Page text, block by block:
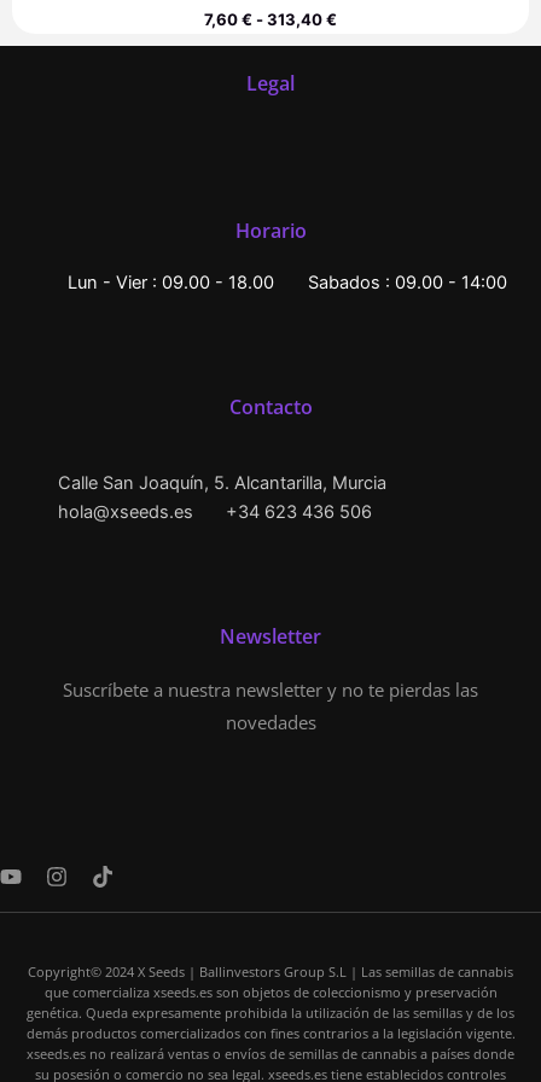
7,60€-313,40€
Legal
Horario
Lun - Vier : 09.00 - 18.00 Sabados : 09.00 - 14:00
Contacto
Calle San Joaquín, 5. Alcantarilla, Murcia
hola@xseeds.es
+34 623 436 506
Newsletter
Suscríbete a nuestra newsletter y no te pierdas las
novedades
Y
u
I
s
g
r
a
m
T
k
o
k
Copyright© 2024 X Seeds | Ballinvestors Group S.L | Las semillas de cannabis
que comercializa xseeds.es son objetos de coleccionismo y preservación
genética. Queda expresamente prohibida la utilización de las semillas y de los
demás productos comercializados con fines contrarios a la legislación vigente.
xseeds.es no realizará ventas o envíos de semillas de cannabis a países donde
su posesión o comercio no sea legal. xseeds.es tiene establecidos controles